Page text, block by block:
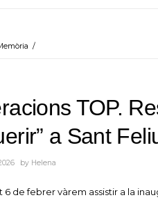
/
TOP.
a Sant
by Helena
6 de febrer vàrem assistir a la